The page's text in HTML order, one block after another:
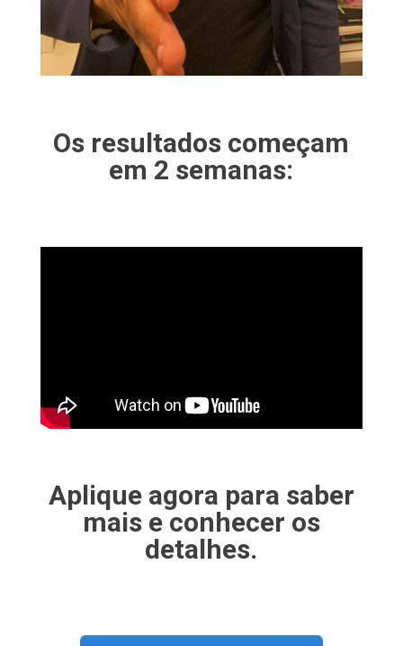
Os resultados começam
em 2 semanas:
Aplique agora para saber
mais e conhecer os
detalhes.